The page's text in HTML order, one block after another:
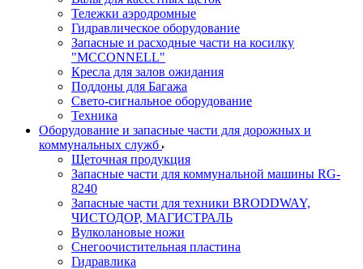
Тележки аэродромные
Гидравлическое оборудование
Запасные и расходные части на косилку
"MCCONNELL"
Кресла для залов ожидания
Поддоны для Багажа
Свето-сигнальное оборудование
Техника
Оборудование и запасные части для дорожных и
коммунальных служб
Щеточная продукция
Запасные части для коммунальной машины RG-
8240
Запасные части для техники BRODDWAY,
ЧИСТОДОР, МАГИСТРАЛЬ
Вулколановые ножи
Снегоочистительная пластина
Гидравлика